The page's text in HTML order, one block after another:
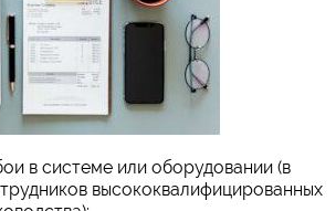
в системе или оборудовании (в
высококвалифицированных